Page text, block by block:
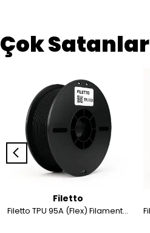
Çok Satanlar
Filetto
Filetto TPU 95A (Flex) Filament 1.75 mm - 800 gr